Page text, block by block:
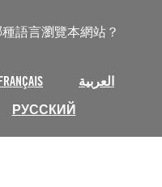
語言瀏覽本網站？
العربية
РУССКИЙ